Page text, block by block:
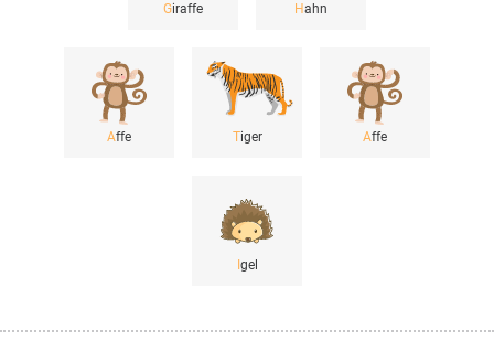
Giraffe Hahn
Affe Tiger Affe
gel